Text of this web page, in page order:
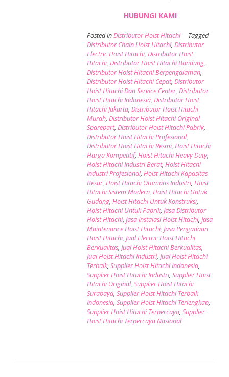
HUBUNGI KAMI
Posted inDistributor Hoist Hitachi
Tagged
Distributor Chain Hoist Hitachi, Distributor
Electric Hoist Hitachi, Distributor Hoist
Hitachi, Distributor Hoist Hitachi Bandung,
Distributor Hoist Hitachi Berpengalaman,
Distributor Hoist Hitachi Cepat, Distributor
Hoist Hitachi Dan Service Center, Distributor
Hoist Hitachi Indonesia, Distributor Hoist
Hitachi Jakarta, Distributor Hoist Hitachi
Murah, Distributor Hoist Hitachi Original
Sparepart, Distributor Hoist Hitachi Pabrik,
Distributor Hoist Hitachi Profesional,
Distributor Hoist Hitachi Resmi, Hoist Hitachi
Harga Kompetitif, Hoist Hitachi Heavy Duty,
Hoist Hitachi Industri Berat, Hoist Hitachi
Industri Profesional, Hoist Hitachi Kapasitas
Besar, Hoist Hitachi Otomatis Industri, Hoist
Hitachi Sistem Modern, Hoist Hitachi Untuk
Gudang, Hoist Hitachi Untuk Konstruksi,
Hoist Hitachi Untuk Pabrik, Jasa Distributor
Hoist Hitachi, Jasa Instalasi Hoist Hitachi, Jasa
Maintenance Hoist Hitachi, Jasa Pengadaan
Hoist Hitachi, Jual Electric Hoist Hitachi
Berkualitas, Jual Hoist Hitachi Berkualitas,
Jual Hoist Hitachi Industri, Jual Hoist Hitachi
Terbaik, Supplier Hoist Hitachi Indonesia,
Supplier Hoist Hitachi Industri, Supplier Hoist
Hitachi Original, Supplier Hoist Hitachi
Surabaya, Supplier Hoist Hitachi Terbaik
Indonesia, Supplier Hoist Hitachi Terlengkap,
Supplier Hoist Hitachi Terpercaya, Supplier
Hoist Hitachi Terpercaya Nasional